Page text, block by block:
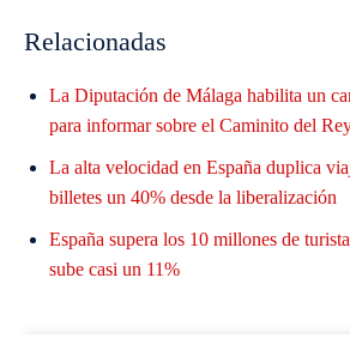
Relacionadas
La Diputación de Málaga habilita un
para informar sobre el Caminito del
La alta velocidad en España duplica
billetes un 40% desde la liberalización
España supera los 10 millones de
sube casi un 11%